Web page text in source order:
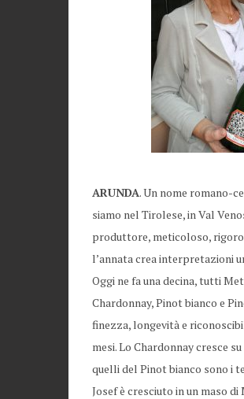
ARUNDA. Un nome romano-
siamo nel Tirolese, in Val
produttore, meticoloso,
l’annata crea interpretazioni
Oggi ne fa una decina, tutti
Chardonnay, Pinot bianco e
finezza, longevità e
mesi. Lo Chardonnay cresce
quelli del Pinot bianco sono i
Josef è cresciuto in un maso